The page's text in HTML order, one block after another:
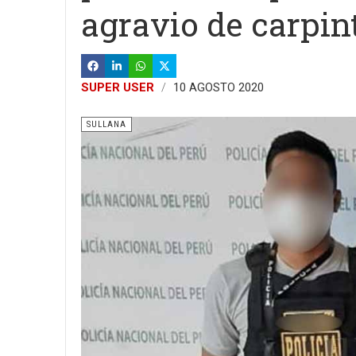
agravio de
SUPER USER 10 AGOSTO 2020
SULLANA